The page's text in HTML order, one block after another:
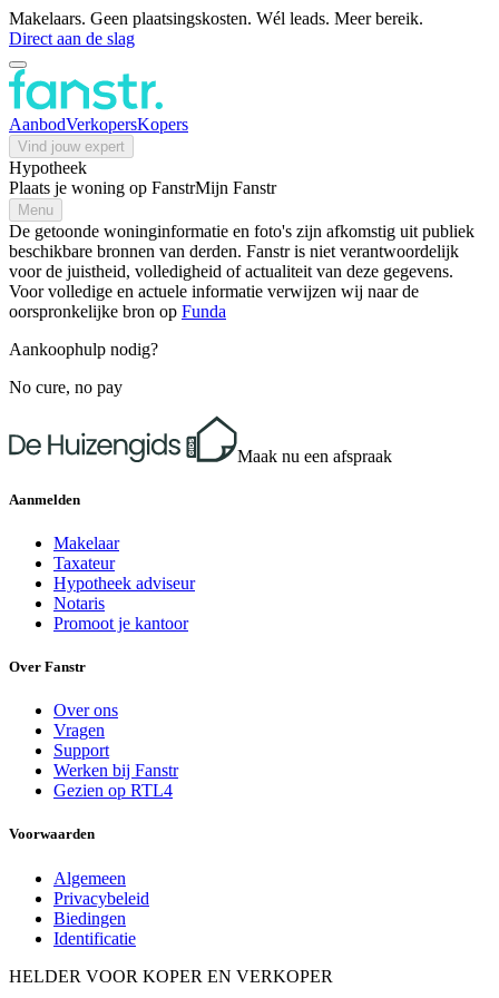
Makelaars. Geen plaatsingskosten. Wél leads. Meer bereik.
Direct aan de slag
AanbodVerkopersKopers
Vind jouw expert
Hypotheek
Plaats je woning op FanstrMijn Fanstr
Menu
De getoonde woninginformatie en foto's zijn afkomstig uit publiek
beschikbare bronnen van derden. Fanstr is niet verantwoordelijk
voor de juistheid, volledigheid of actualiteit van deze gegevens.
Voor volledige en actuele informatie verwijzen wij naar de
oorspronkelijke bron op Funda
Aankoophulp nodig?
No cure, no pay
Maak nu een afspraak
Aanmelden
Makelaar
Taxateur
Hypotheek adviseur
Notaris
Promoot je kantoor
Over Fanstr
Over ons
Vragen
Support
Werken bij Fanstr
Gezien op RTL4
Voorwaarden
Algemeen
Privacybeleid
Biedingen
Identificatie
HELDER VOOR KOPER EN VERKOPER